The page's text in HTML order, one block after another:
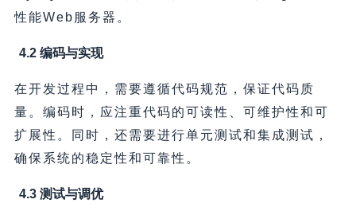
性能Web服务器。
4.2 编码与实现
在开发过程中，需要遵循代码规范，保证代码质
量。编码时，应注重代码的可读性、可维护性和可
扩展性。同时，还需要进行单元测试和集成测试，
确保系统的稳定性和可靠性。
4.3 测试与调优